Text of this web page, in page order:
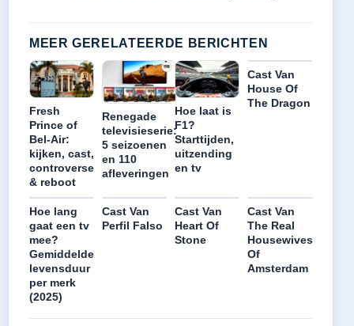
MEER GERELATEERDE BERICHTEN
Fresh
Prince of
Bel-Air:
kijken, cast,
controverse
& reboot
Renegade
televisieserie:
5 seizoenen
en 110
afleveringen
Hoe laat is
F1?
Starttijden,
uitzending
en tv
Cast Van
House Of
The Dragon
Hoe lang
gaat een tv
mee?
Gemiddelde
levensduur
per merk
(2025)
Cast Van
Perfil Falso
Cast Van
Heart Of
Stone
Cast Van
The Real
Housewives
Of
Amsterdam